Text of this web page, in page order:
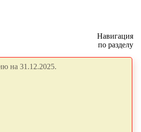
Навигация
по разделу
на 31.12.2025.